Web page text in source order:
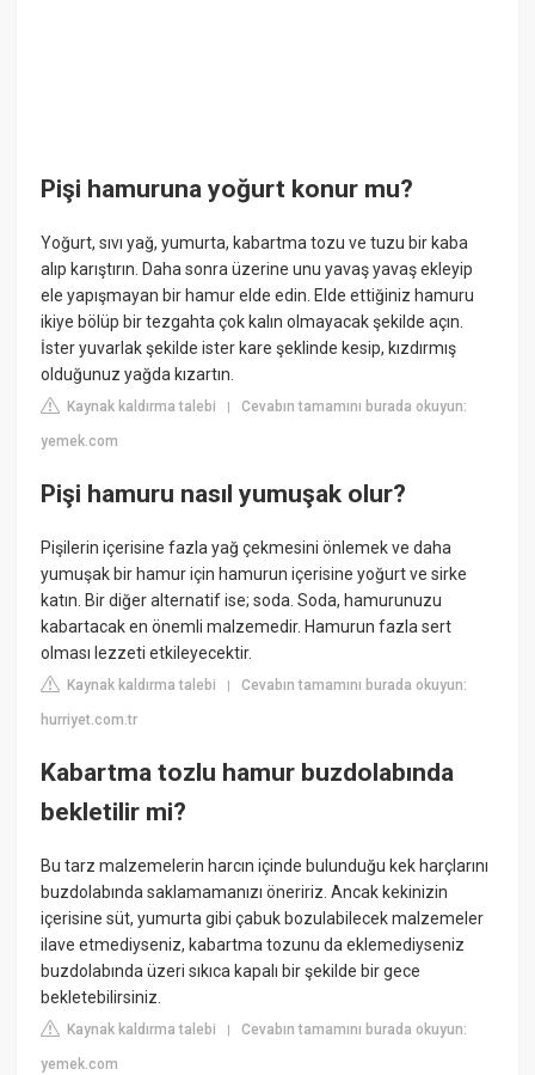
Pişi hamuruna yoğurt konur mu?
Yoğurt, sıvı yağ, yumurta, kabartma tozu ve tuzu bir kaba
alıp karıştırın. Daha sonra üzerine unu yavaş yavaş ekleyip
ele yapışmayan bir hamur elde edin. Elde ettiğiniz hamuru
ikiye bölüp bir tezgahta çok kalın olmayacak şekilde açın.
İster yuvarlak şekilde ister kare şeklinde kesip, kızdırmış
olduğunuz yağda kızartın.
Kaynak kaldırma talebi |Cevabın tamamını burada okuyun:
yemek.com
Pişi hamuru nasıl yumuşak olur?
Pişilerin içerisine fazla yağ çekmesini önlemek ve daha
yumuşak bir hamur için hamurun içerisine yoğurt ve sirke
katın. Bir diğer alternatif ise; soda. Soda, hamurunuzu
kabartacak en önemli malzemedir. Hamurun fazla sert
olması lezzeti etkileyecektir.
Kaynak kaldırma talebi |Cevabın tamamını burada okuyun:
hurriyet.com.tr
Kabartma tozlu hamur buzdolabında
bekletilir mi?
Bu tarz malzemelerin harcın içinde bulunduğu kek harçlarını
buzdolabında saklamamanızı öneririz. Ancak kekinizin
içerisine süt, yumurta gibi çabuk bozulabilecek malzemeler
ilave etmediyseniz, kabartma tozunu da eklemediyseniz
buzdolabında üzeri sıkıca kapalı bir şekilde bir gece
bekletebilirsiniz.
Kaynak kaldırma talebi |Cevabın tamamını burada okuyun:
yemek.com